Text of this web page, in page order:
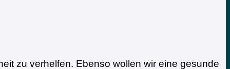
zu verhelfen. Ebenso wollen wir eine gesunde